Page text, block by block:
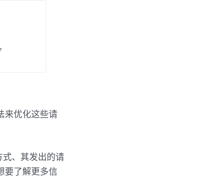
来优化这些请
式、其发出的请
要了解更多信